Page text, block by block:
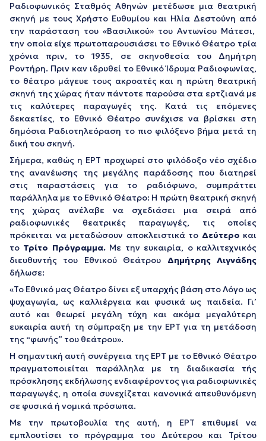
Ραδιοφωνικός Σταθμός Αθηνών μετέδωσε μια θεατρική
σκηνή με τους Χρήστο Ευθυμίου και Ηλία Δεστούνη από
την παράσταση του «Βασιλικού» του Αντωνίου Μάτεσι,
την οποία είχε πρωτοπαρουσιάσει το Εθνικό Θέατρο τρία
χρόνια πριν, το 1935, σε σκηνοθεσία του Δημήτρη
Ροντήρη. Πριν καν ιδρυθεί το Εθνικό Ίδρυμα Ραδιοφωνίας,
το θέατρο μάγευε τους ακροατές και η πρώτη θεατρική
σκηνή της χώρας ήταν πάντοτε παρούσα στα ερτζιανά με
τις καλύτερες παραγωγές της. Κατά τις επόμενες
δεκαετίες, το Εθνικό Θέατρο συνέχισε να βρίσκει στη
δημόσια Ραδιοτηλεόραση το πιο φιλόξενο βήμα μετά τη
δική του σκηνή.
Σήμερα, καθώς η ΕΡΤ προχωρεί στο φιλόδοξο νέο σχέδιο
της ανανέωσης της μεγάλης παράδοσης που διατηρεί
στις παραστάσεις για το ραδιόφωνο, συμπράττει
παράλληλα με το Εθνικό Θέατρο: Η πρώτη θεατρική σκηνή
της χώρας ανέλαβε να σχεδιάσει μια σειρά από
ραδιοφωνικές θεατρικές παραγωγές, τις οποίες
πρόκειται να μεταδώσουν αποκλειστικά το Δεύτερο και
το Τρίτο Πρόγραμμα.Με την ευκαιρία, ο καλλιτεχνικός
διευθυντής του Εθνικού Θεάτρου Δημήτρης Λιγνάδης
δήλωσε:
«Το Εθνικό μας Θέατρο δίνει εξ υπαρχής βάση στο Λόγο ως
ψυχαγωγία, ως καλλιέργεια και φυσικά ως παιδεία. Γι’
αυτό και θεωρεί μεγάλη τύχη και ακόμα μεγαλύτερη
ευκαιρία αυτή τη σύμπραξη με την ΕΡΤ για τη μετάδοση
της “φωνής” του θεάτρου».
Η σημαντική αυτή συνέργεια της ΕΡΤ με το Εθνικό Θέατρο
πραγματοποιείται παράλληλα με τη διαδικασία τής
πρόσκλησης εκδήλωσης ενδιαφέροντος για ραδιοφωνικές
παραγωγές, η οποία συνεχίζεται κανονικά απευθυνόμενη
σε φυσικά ή νομικά πρόσωπα.
Με την πρωτοβουλία της αυτή, η ΕΡΤ επιθυμεί να
εμπλουτίσει το πρόγραμμα του Δεύτερου και Τρίτου